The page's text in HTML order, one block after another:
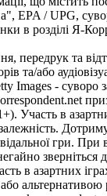
EPA / UPG,
в розділі Я-
передрук та
та/або
Images - суворо
Участь в
гри. При
зверніться
в азартних
альтернативою